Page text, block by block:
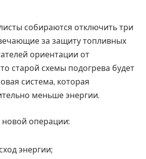
собираются отключить три
за защиту топливных
ориентации от
старой схемы подогрева будет
система, которая
меньше энергии.
операции:
энергии;